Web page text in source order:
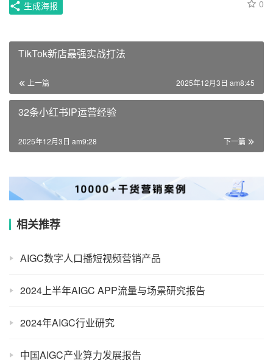
0
生成海报
TikTok新店最强实战打法
上一篇 2025年12月3日 am8:45
32条小红书IP运营经验
下一篇
2025年12月3日 am9:28
相关推荐
AIGC数字人口播短视频营销产品
2024上半年AIGC APP流量与场景研究报告
2024年AIGC行业研究
中国AIGC产业算力发展报告